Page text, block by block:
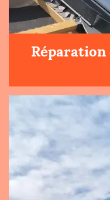
Réparation